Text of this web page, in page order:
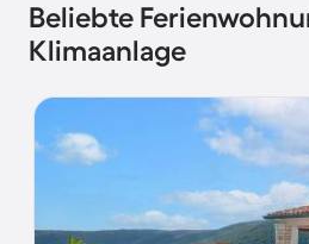
Beliebte
Klimaanlage